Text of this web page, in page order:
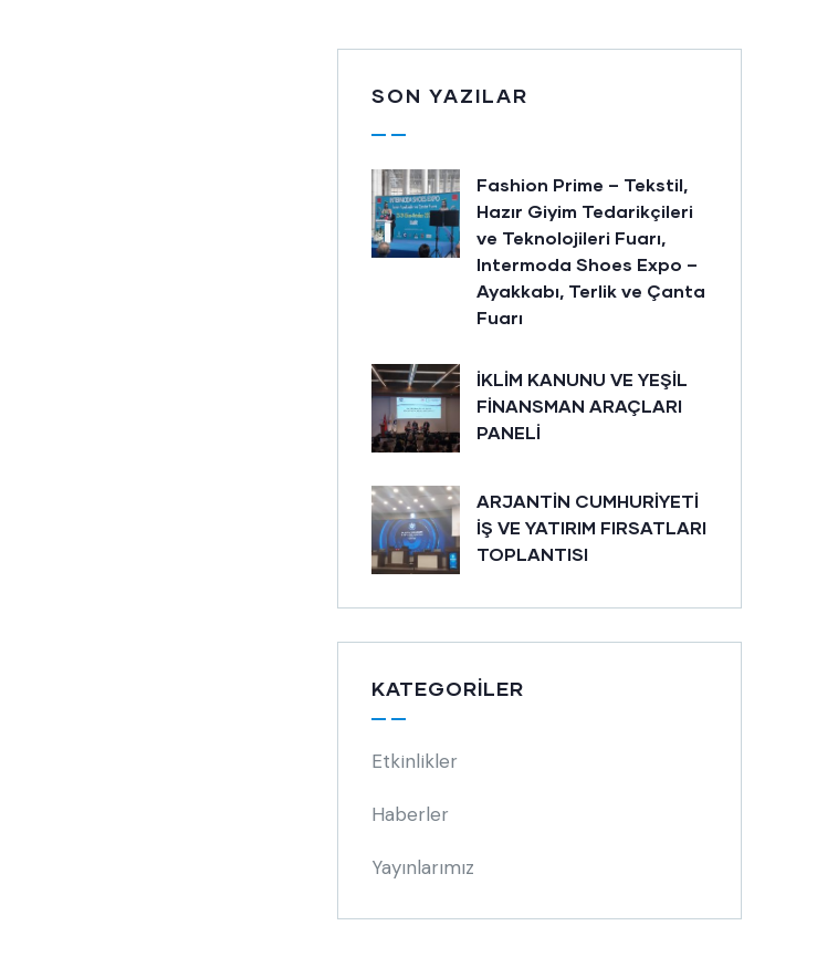
SON YAZILAR
Fashion Prime – Tekstil,
Hazır Giyim Tedarikçileri
ve Teknolojileri Fuarı,
Intermoda Shoes Expo –
Ayakkabı, Terlik ve Çanta
Fuarı
İKLİM KANUNU VE YEŞİL
FİNANSMAN ARAÇLARI
PANELİ
ARJANTİN CUMHURİYETİ
İŞ VE YATIRIM FIRSATLARI
TOPLANTISI
KATEGORILER
Etkinlikler
Haberler
Yayınlarımız